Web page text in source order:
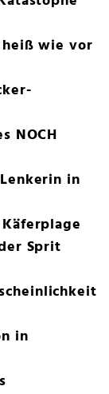
heiß wie vor
NOCH
in
Sprit
in